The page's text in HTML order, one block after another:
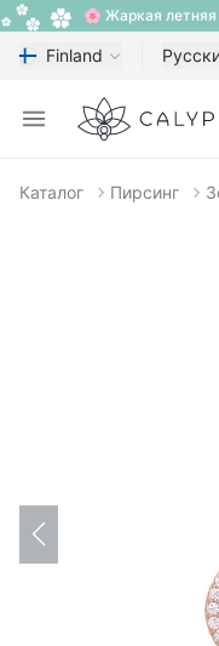
🌸 Жаркая
Finland
Open menu
Calypso
Каталог Пирсинг